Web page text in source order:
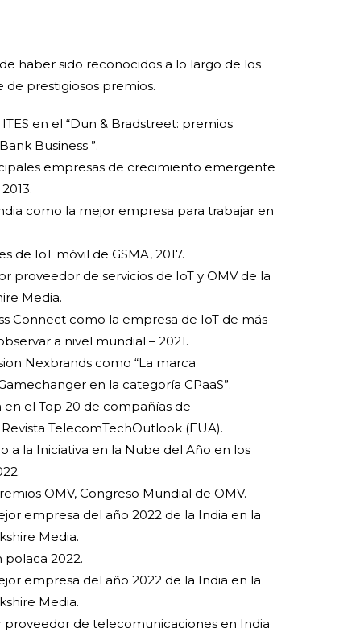
haber sido reconocidos a lo largo de los
de prestigiosos premios.
en el “Dun & Bradstreet: premios
Business ”.
empresas de crecimiento emergente
como la mejor empresa para trabajar en
de IoT móvil de GSMA, 2017.
proveedor de servicios de IoT y OMV de la
Media.
Connect como la empresa de IoT de más
a nivel mundial – 2021.
Nexbrands como “La marca
en la categoría CPaaS”.
el Top 20 de compañías de
TelecomTechOutlook (EUA).
a la Iniciativa en la Nube del Año en los
OMV, Congreso Mundial de OMV.
empresa del año 2022 de la India en la
Media.
polaca 2022.
empresa del año 2022 de la India en la
Media.
proveedor de telecomunicaciones en India